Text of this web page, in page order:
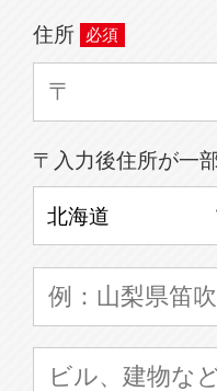
住所
〒入力後住所が一